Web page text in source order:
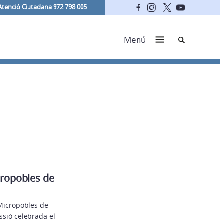
Ciutadana 972 798 005
Menú Cerca
de
de
celebrada el